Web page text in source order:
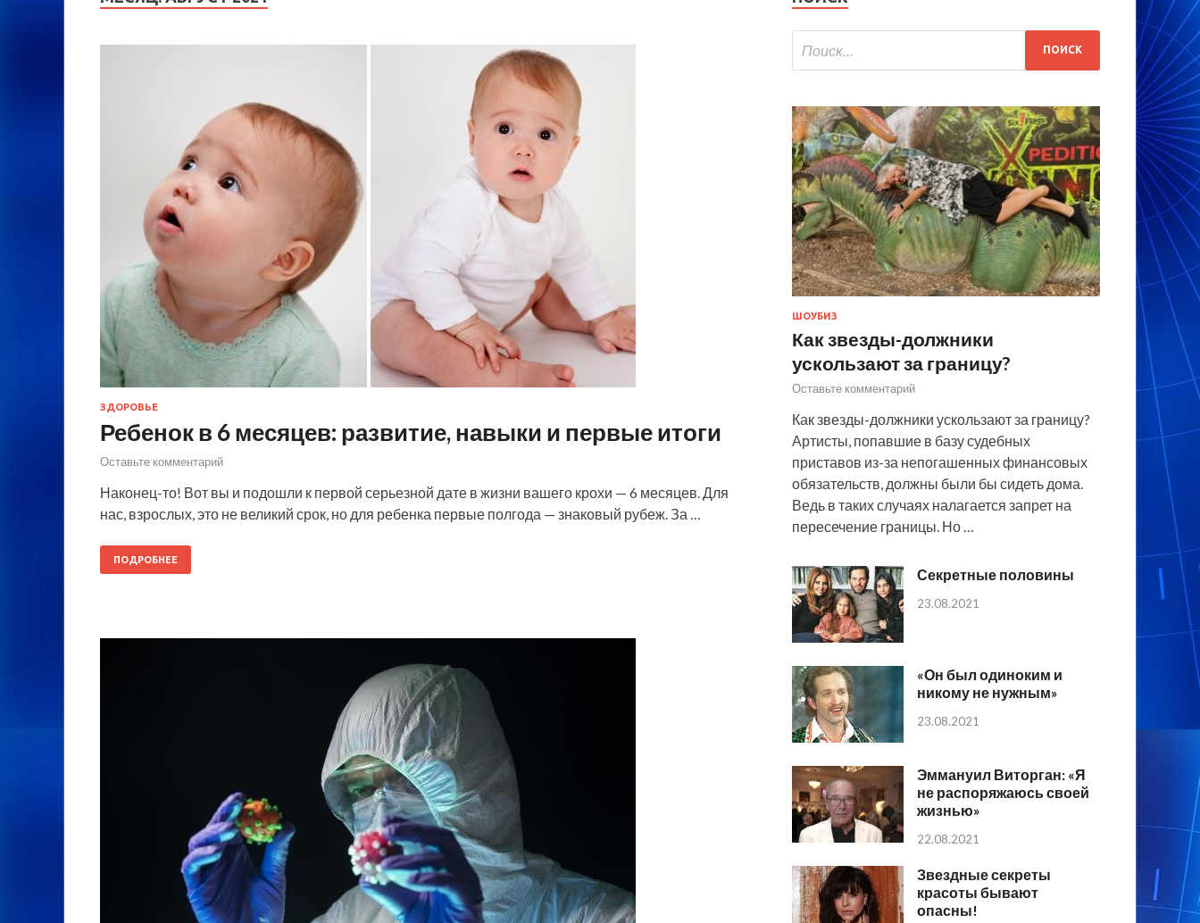
ЗДОРОВЬЕ
Ребенок в 6 месяцев: развитие, навыки и первые итоги
Оставьте комментарий
Наконец-то! Вот вы и подошли к первой серьезной дате в жизни вашего крохи — 6 месяцев. Для
нас, взрослых, это не великий срок, но для ребенка первые полгода — знаковый рубеж. За …
ПОДРОБНЕЕ
ШОУБИЗ
Как звезды-должники
ускользают за границу?
Оставьте комментарий
Как звезды-должники ускользают за границу?
Артисты, попавшие в базу судебных
приставов из-за непогашенных финансовых
обязательств, должны были бы сидеть дома.
Ведь в таких случаях налагается запрет на
пересечение границы. Но …
Секретные половины
23.08.2021
«Он был одиноким и
никому не нужным»
23.08.2021
Эммануил Виторган: «Я
не распоряжаюсь своей
жизнью»
22.08.2021
Звездные секреты
красоты бывают
опасны!